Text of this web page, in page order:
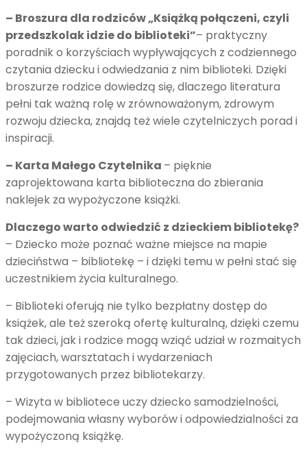
– Broszura dla rodziców „Książką połączeni, czyli
przedszkolak idzie do biblioteki”– praktyczny
poradnik o korzyściach wypływających z codziennego
czytania dziecku i odwiedzania z nim biblioteki. Dzięki
broszurze rodzice dowiedzą się, dlaczego literatura
pełni tak ważną rolę w zrównoważonym, zdrowym
rozwoju dziecka, znajdą też wiele czytelniczych porad i
inspiracji.
– Karta Małego Czytelnika – pięknie
zaprojektowana karta biblioteczna do zbierania
naklejek za wypożyczone książki.
Dlaczego warto odwiedzić z dzieckiem bibliotekę?
– Dziecko może poznać ważne miejsce na mapie
dzieciństwa – bibliotekę – i dzięki temu w pełni stać się
uczestnikiem życia kulturalnego.
– Biblioteki oferują nie tylko bezpłatny dostęp do
książek, ale też szeroką ofertę kulturalną, dzięki czemu
tak dzieci, jak i rodzice mogą wziąć udział w rozmaitych
zajęciach, warsztatach i wydarzeniach
przygotowanych przez bibliotekarzy.
– Wizyta w bibliotece uczy dziecko samodzielności,
podejmowania własny wyborów i odpowiedzialności za
wypożyczoną książkę.